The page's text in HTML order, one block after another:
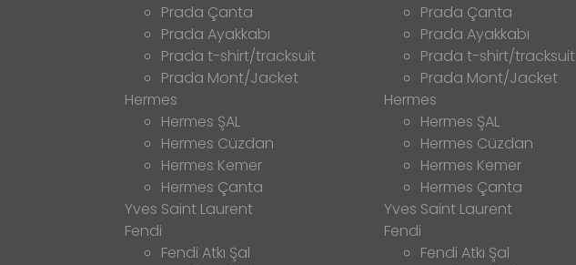
Prada Çanta
Prada Ayakkabı
Prada t-shirt/tracksuit
Prada Mont/Jacket
Hermes
Hermes ŞAL
Hermes Cüzdan
Hermes Kemer
Hermes Çanta
Yves Saint Laurent
Fendi
Fendi Atkı Şal
Prada Çanta
Prada Ayakkabı
Prada t-shirt/tracksuit
Prada Mont/Jacket
Hermes
Hermes ŞAL
Hermes Cüzdan
Hermes Kemer
Hermes Çanta
Yves Saint Laurent
Fendi
Fendi Atkı Şal